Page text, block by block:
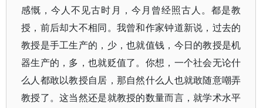
感慨，今人不见古时月，今月曾经照古人。都是教
授，前后却大不相同。我曾和作家钟道新说，过去的
教授是手工生产的，少，也就值钱，今日的教授是机
器生产的，多，也就贬值了。你想，一个社会无论什
么人都敢以教授自居，那自然什么人也就敢随意嘲弄
教授了。这当然还是就教授的数量而言，就学术水平